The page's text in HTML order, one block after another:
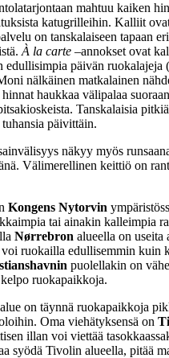
mahtuu kaiken
katugrilleihin. Kalliit
on tanskalaiseen tapaan
À la carte –annokset ovat
edullisimpia päivän ruokalajeja (
nälkäinen matkalainen
haukkaa välipalaa
Tanskalaisia
päivittäin.
näkyy myös
Välimerellinen keittiö on
Kongens Nytorvin
tai ainakin kalleimpia
Nørrebron alueella on useita
ruokailla edullisemmin kuin
puolellakin on
ruokapaikkoja.
on täynnä ruokapaikkoja
Oma viehätyksensä on
illan voi viettää
syödä Tivolin alueella, pitää